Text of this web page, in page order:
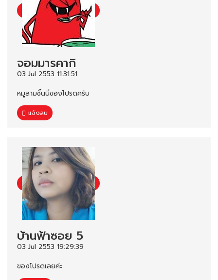
จอมมารคากิ
03 Jul 2553 11:31:51
หมูสามชั้นนี่ของโปรดครับ
แจ้งลบ
บ้านฟ้าซอย 5
03 Jul 2553 19:29:39
ของโปรดเลยค่ะ